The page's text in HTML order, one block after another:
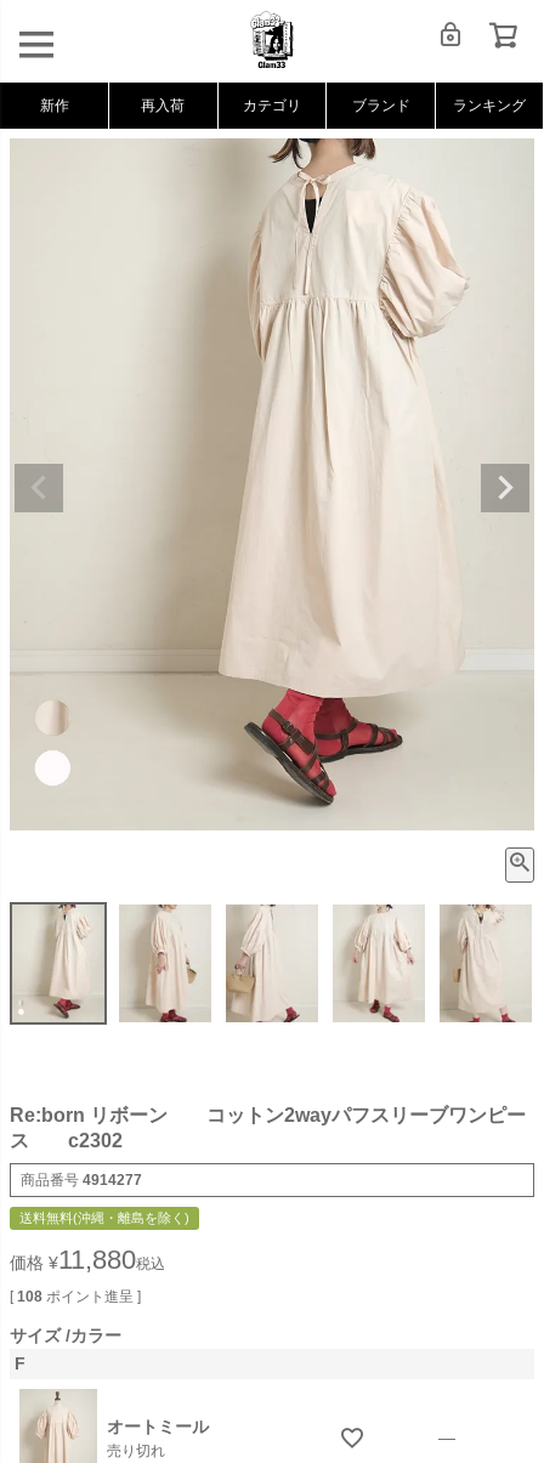
新作 再入荷 カテゴリ ブランド ランキング
Re:born リボーン コットン2wayパフスリーブワンピー
ス c2302
商品番号 4914277
送料無料(沖縄・離島を除く)
価格 ¥11,880税込
[ 108 ポイント進呈 ]
サイズ カラー
F
オートミール
売り切れ
—